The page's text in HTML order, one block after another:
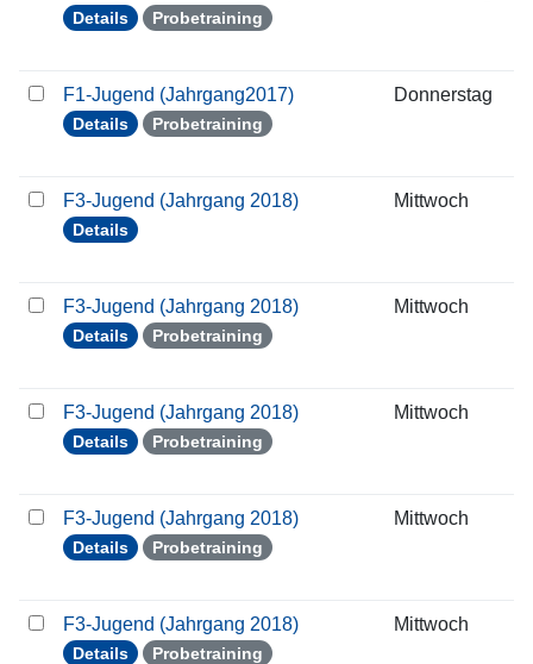
Details Probetraining
F1-Jugend (Jahrgang2017)
Details Probetraining
Donnerstag
F3-Jugend (Jahrgang 2018)
Details
Mittwoch
F3-Jugend (Jahrgang 2018)
Details Probetraining
Mittwoch
F3-Jugend (Jahrgang 2018)
Details Probetraining
Mittwoch
F3-Jugend (Jahrgang 2018)
Details Probetraining
Mittwoch
F3-Jugend (Jahrgang 2018)
Details Probetraining
Mittwoch